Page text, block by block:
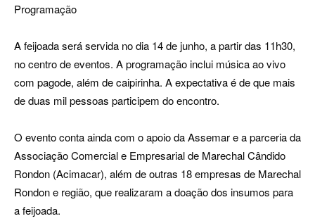
Programação
A feijoada será servida no dia 14 de junho, a partir das 11h30,
no centro de eventos. A programação inclui música ao vivo
com pagode, além de caipirinha. A expectativa é de que mais
de duas mil pessoas participem do encontro.
O evento conta ainda com o apoio da Assemar e a parceria da
Associação Comercial e Empresarial de Marechal Cândido
Rondon (Acimacar), além de outras 18 empresas de Marechal
Rondon e região, que realizaram a doação dos insumos para
a feijoada.